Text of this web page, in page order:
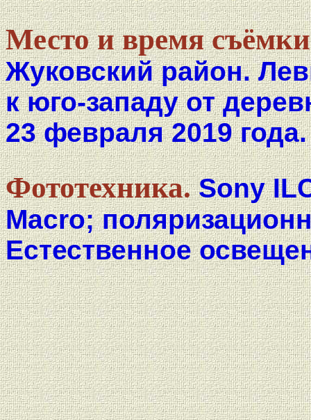
Место и время
Жуковский район.
к юго-западу от
23 февраля 2019 года.
Фототехника.Sony
Macro;
Естественное